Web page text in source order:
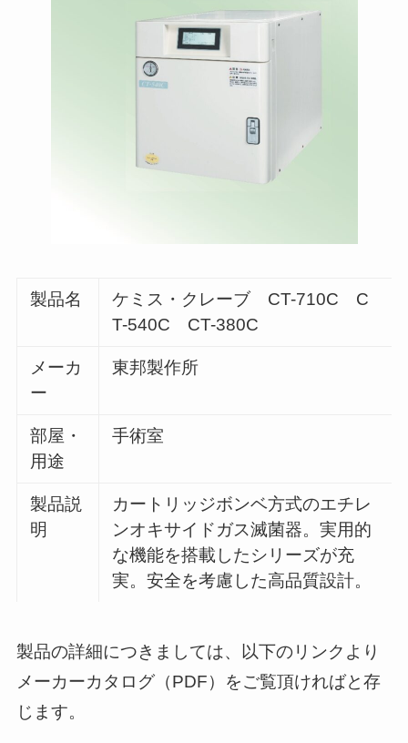
製品名
ケミス・クレーブ CT-710C C
T-540C CT-380C
メーカ
ー
東邦製作所
部屋・
用途
手術室
製品説
明
カートリッジボンベ方式のエチレ
ンオキサイドガス滅菌器。実用的
な機能を搭載したシリーズが充
実。安全を考慮した高品質設計。
製品の詳細につきましては、以下のリンクより
メーカーカタログ（PDF）をご覧頂ければと存
じます。